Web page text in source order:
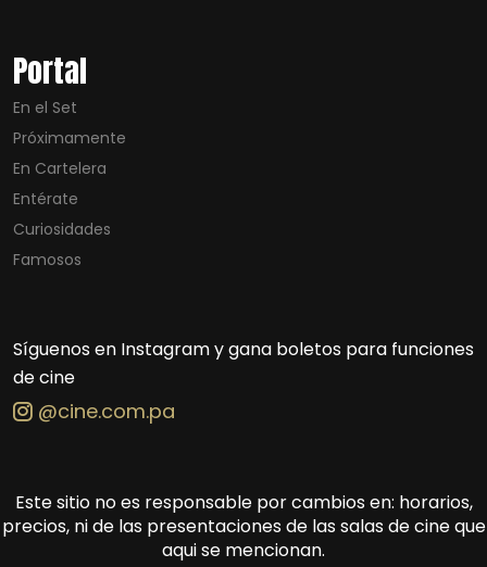
Portal
En el Set
Próximamente
En Cartelera
Entérate
Curiosidades
Famosos
Síguenos en Instagram y gana boletos para funciones
de cine
@cine.com.pa
Este sitio no es responsable por cambios en: horarios,
precios, ni de las presentaciones de las salas de cine que
aqui se mencionan.